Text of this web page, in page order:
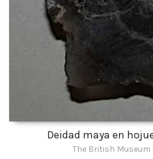
Deidad maya en
The British Museum